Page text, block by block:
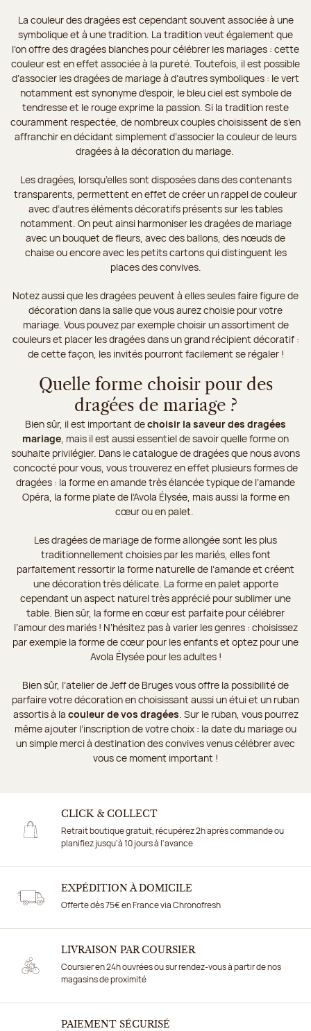
La couleur des dragées est cependant souvent associée à une
symbolique et à une tradition. La tradition veut également que
l’on offre des dragées blanches pour célébrer les mariages : cette
couleur est en effet associée à la pureté. Toutefois, il est possible
d’associer les dragées de mariage à d’autres symboliques : le vert
notamment est synonyme d’espoir, le bleu ciel est symbole de
tendresse et le rouge exprime la passion. Si la tradition reste
couramment respectée, de nombreux couples choisissent de s’en
affranchir en décidant simplement d’associer la couleur de leurs
dragées à la décoration du mariage.
Les dragées, lorsqu’elles sont disposées dans des contenants
transparents, permettent en effet de créer un rappel de couleur
avec d’autres éléments décoratifs présents sur les tables
notamment. On peut ainsi harmoniser les dragées de mariage
avec un bouquet de fleurs, avec des ballons, des nœuds de
chaise ou encore avec les petits cartons qui distinguent les
places des convives.
Notez aussi que les dragées peuvent à elles seules faire figure de
décoration dans la salle que vous aurez choisie pour votre
mariage. Vous pouvez par exemple choisir un assortiment de
couleurs et placer les dragées dans un grand récipient décoratif :
de cette façon, les invités pourront facilement se régaler !
Quelle forme choisir pour des
dragées de mariage ?
Bien sûr, il est important dechoisir la saveur des dragées
mariage, mais il est aussi essentiel de savoir quelle forme on
souhaite privilégier. Dans le catalogue de dragées que nous avons
concocté pour vous, vous trouverez en effet plusieurs formes de
dragées : la forme en amande très élancée typique de l’amande
Opéra, la forme plate de l’Avola Élysée, mais aussi la forme en
cœur ou en palet.
Les dragées de mariage de forme allongée sont les plus
traditionnellement choisies par les mariés, elles font
parfaitement ressortir la forme naturelle de l’amande et créent
une décoration très délicate. La forme en palet apporte
cependant un aspect naturel très apprécié pour sublimer une
table. Bien sûr, la forme en cœur est parfaite pour célébrer
l’amour des mariés ! N’hésitez pas à varier les genres : choisissez
par exemple la forme de cœur pour les enfants et optez pour une
Avola Élysée pour les adultes !
Bien sûr, l’atelier de Jeff de Bruges vous offre la possibilité de
parfaire votre décoration en choisissant aussi un étui et un ruban
assortis à la couleur de vos dragées. Sur le ruban, vous pourrez
même ajouter l’inscription de votre choix : la date du mariage ou
un simple merci à destination des convives venus célébrer avec
vous ce moment important !
CLICK & COLLECT
Retrait boutique gratuit, récupérez 2h après commande ou
planifiez jusqu'à 10 jours à l'avance
EXPÉDITION À DOMICILE
Offerte dès 75€ en France via Chronofresh
LIVRAISON PAR COURSIER
Coursier en 24h ouvrées ou sur rendez-vous à partir de nos
magasins de proximité
PAIEMENT SÉCURISÉ